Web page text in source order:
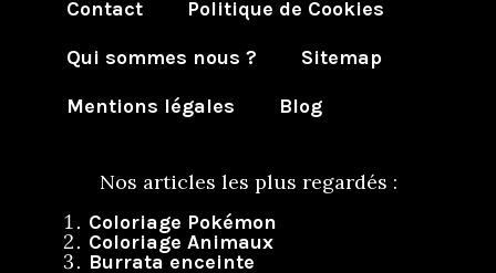
Contact
Politique de Cookies
Qui sommes nous ?
Sitemap
Mentions légales
Blog
Nos articles les plus regardés :
Coloriage Pokémon
Coloriage Animaux
Burrata enceinte